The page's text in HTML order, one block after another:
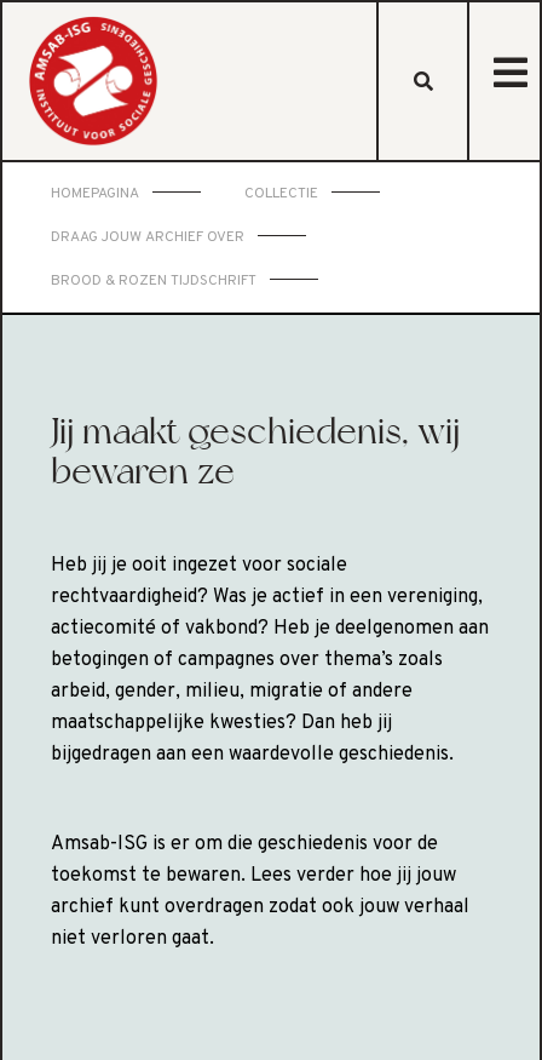
HOMEPAGINA COLLECTIE
DRAAG JOUW ARCHIEF OVER
BROOD & ROZEN TIJDSCHRIFT
Jij maakt geschiedenis, wij
bewaren ze
Heb jij je ooit ingezet voor sociale
rechtvaardigheid? Was je actief in een vereniging,
actiecomité of vakbond? Heb je deelgenomen aan
betogingen of campagnes over thema’s zoals
arbeid, gender, milieu, migratie of andere
maatschappelijke kwesties? Dan heb jij
bijgedragen aan een waardevolle geschiedenis.
Amsab-ISG is er om die geschiedenis voor de
toekomst te bewaren. Lees verder hoe jij jouw
archief kunt overdragen zodat ook jouw verhaal
niet verloren gaat.